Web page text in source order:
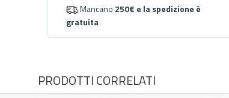
Mancano 250€ e la spedizione è
gratuita
PRODOTTI CORRELATI